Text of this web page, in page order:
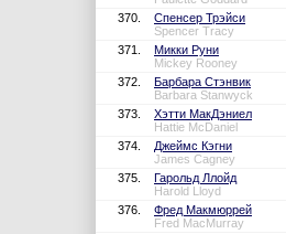
370.
Спенсер Трэйси
Spencer Tracy
371.
Микки Руни
Mickey Rooney
372.
Барбара Стэнвик
Barbara Stanwyck
373.
Хэтти МакДэниел
Hattie McDaniel
374.
Джеймс Кэгни
James Cagney
375.
Гарольд Ллойд
Harold Lloyd
376.
Фред Макмюррей
Fred MacMurray